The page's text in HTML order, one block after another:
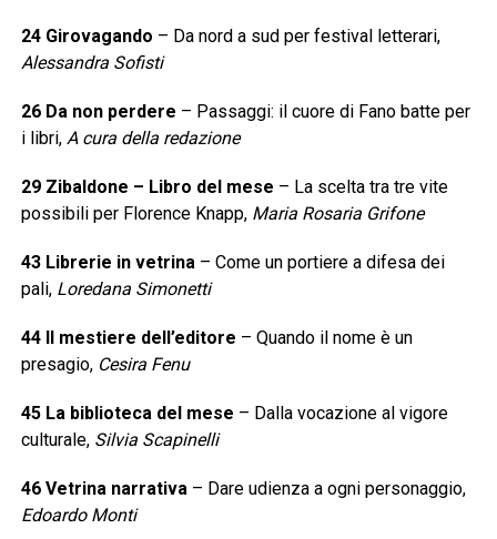
24 Girovagando – Da nord a sud per festival letterari,
Alessandra Sofisti
26 Da non perdere – Passaggi: il cuore di Fano batte per
i libri, A cura della redazione
29 Zibaldone – Libro del mese – La scelta tra tre vite
possibili per Florence Knapp, Maria Rosaria Grifone
43 Librerie in vetrina– Come un portiere a difesa dei
pali, Loredana Simonetti
44 Il mestiere dell’editore – Quando il nome è un
presagio, Cesira Fenu
45 La biblioteca del mese – Dalla vocazione al vigore
culturale, Silvia Scapinelli
46 Vetrina narrativa– Dare udienza a ogni personaggio,
Edoardo Monti